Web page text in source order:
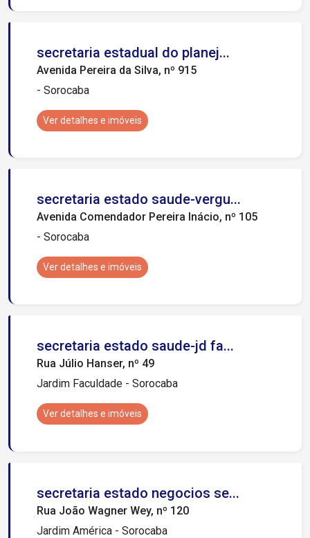
secretaria estadual do planej...
Avenida Pereira da Silva, nº 915
- Sorocaba
Ver detalhes e imóveis
secretaria estado saude-vergu...
Avenida Comendador Pereira Inácio, nº 105
- Sorocaba
Ver detalhes e imóveis
secretaria estado saude-jd fa...
Rua Júlio Hanser, nº 49
Jardim Faculdade - Sorocaba
Ver detalhes e imóveis
secretaria estado negocios se...
Rua João Wagner Wey, nº 120
Jardim América - Sorocaba